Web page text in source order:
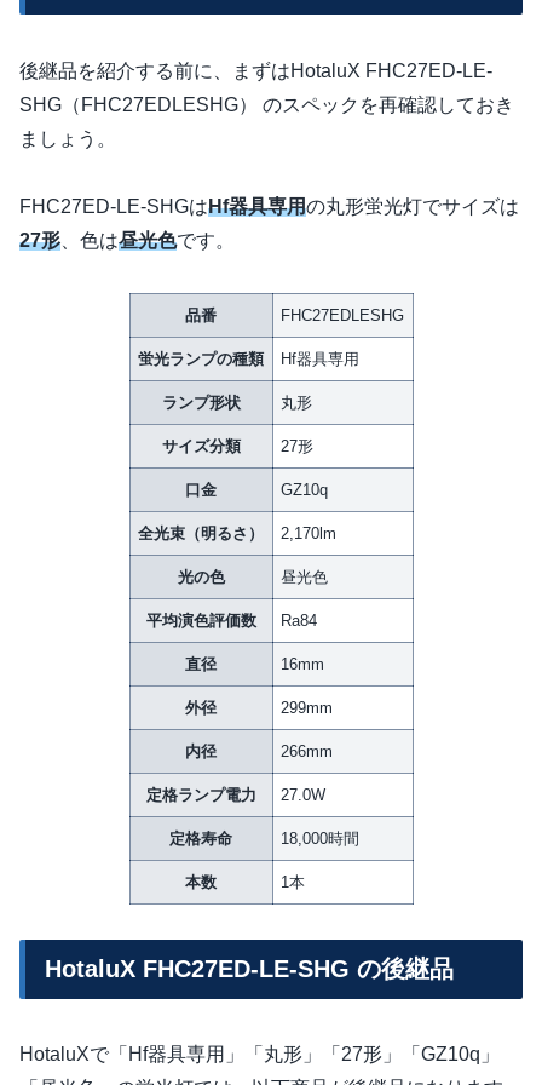
後継品を紹介する前に、まずはHotaluX FHC27ED-LE-
SHG（FHC27EDLESHG） のスペックを再確認しておき
ましょう。
FHC27ED-LE-SHGはHf器具専用の丸形蛍光灯でサイズは
27形 、色は昼光色です。
品番 FHC27EDLESHG
蛍光ランプの種類 Hf器具専用
ランプ形状 丸形
サイズ分類 27形
口金 GZ10q
全光束（明るさ） 2,170lm
光の色 昼光色
平均演色評価数 Ra84
直径 16mm
外径 299mm
内径 266mm
定格ランプ電力 27.0W
定格寿命 18,000時間
本数 1本
HotaluX FHC27ED-LE-SHG の後継品
HotaluXで「Hf器具専用」「丸形」「27形」「GZ10q」